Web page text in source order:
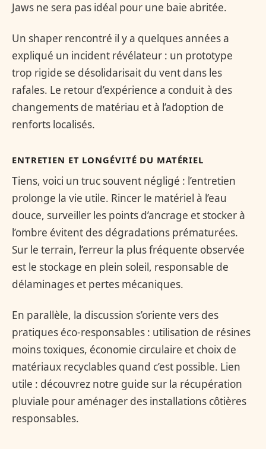
Jaws ne sera pas idéal pour une baie abritée.
Un shaper rencontré il y a quelques années a
expliqué un incident révélateur : un prototype
trop rigide se désolidarisait du vent dans les
rafales. Le retour d’expérience a conduit à des
changements de matériau et à l’adoption de
renforts localisés.
ENTRETIEN ET LONGÉVITÉ DU MATÉRIEL
Tiens, voici un truc souvent négligé : l’entretien
prolonge la vie utile. Rincer le matériel à l’eau
douce, surveiller les points d’ancrage et stocker à
l’ombre évitent des dégradations prématurées.
Sur le terrain, l’erreur la plus fréquente observée
est le stockage en plein soleil, responsable de
délaminages et pertes mécaniques.
En parallèle, la discussion s’oriente vers des
pratiques éco-responsables : utilisation de résines
moins toxiques, économie circulaire et choix de
matériaux recyclables quand c’est possible. Lien
utile : découvrez notre guide sur la récupération
pluviale pour aménager des installations côtières
responsables.